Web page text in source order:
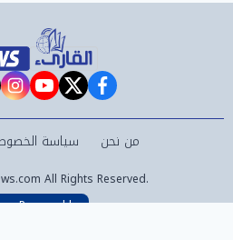
facebook
twitter
من نحن سياسة
All Rights Reserved.
Powered by